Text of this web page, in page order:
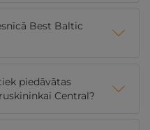
Best Baltic
piedāvātas
Central?